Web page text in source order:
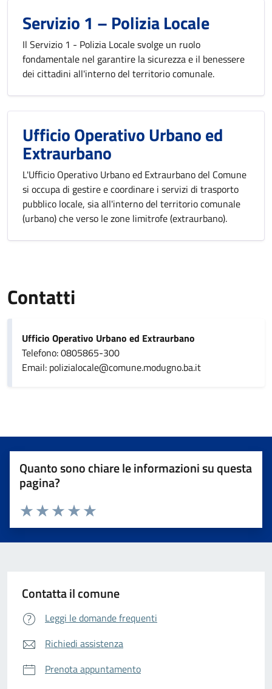
Servizio 1 – Polizia Locale
Il Servizio 1 - Polizia Locale svolge un ruolo
fondamentale nel garantire la sicurezza e il benessere
dei cittadini all'interno del territorio comunale.
Ufficio Operativo Urbano ed
Extraurbano
L'Ufficio Operativo Urbano ed Extraurbano del Comune
si occupa di gestire e coordinare i servizi di trasporto
pubblico locale, sia all'interno del territorio comunale
(urbano) che verso le zone limitrofe (extraurbano).
Contatti
Ufficio Operativo Urbano ed Extraurbano
Telefono: 0805865-300
Email: polizialocale@comune.modugno.ba.it
Quanto sono chiare le informazioni su questa
pagina?
Valuta da 1 a 5 stelle la pagina
Valuta 5 stelle su 5
Valuta 4 stelle su 5
Valuta 3 stelle su 5
Valuta 2 stelle su 5
Valuta 1 stelle su 5
Contatta il comune
Leggi le domande frequenti
Richiedi assistenza
Prenota appuntamento